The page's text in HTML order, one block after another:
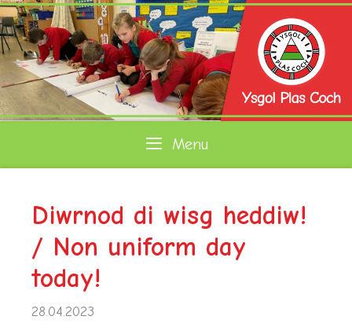
Skip
to
content
Menu
Diwrnod di wisg heddiw!
/ Non uniform day
today!
28.04.2023